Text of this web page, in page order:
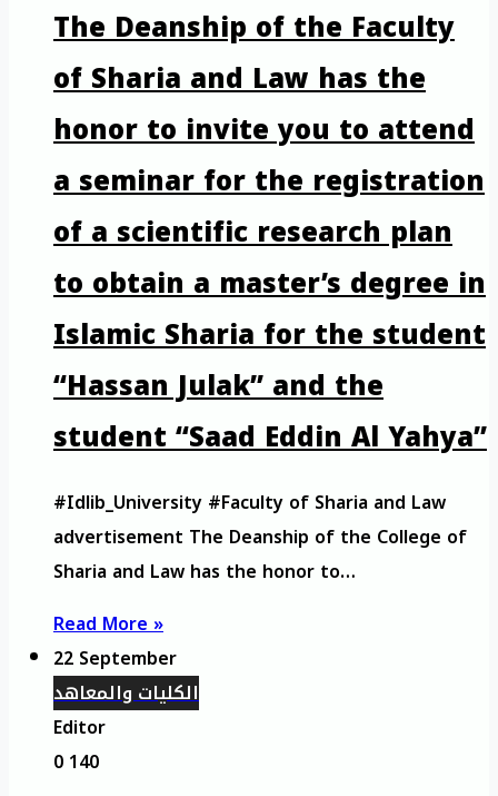
The Deanship of the Faculty
of Sharia and Law has the
honor to invite you to attend
a seminar for the registration
of a scientific research plan
to obtain a master’s degree in
Islamic Sharia for the student
“Hassan Julak” and the
student “Saad Eddin Al Yahya”
#Idlib_University #Faculty of Sharia and Law
advertisement The Deanship of the College of
Sharia and Law has the honor to…
Read More »
22 September
الكليات والمعاهد
Editor
0140